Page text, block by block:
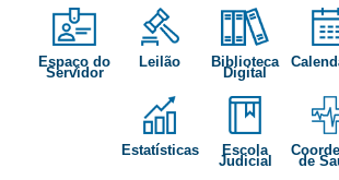
Audiências e Sessões
Calendário das Sessões da 1ª Turma
Calendário de Sessões da 2ª Turma -
Calendário das Sessões da 3ª Turma
Calendário das Sessões do Pleno e
Espaço do
Servidor
Leilão Biblioteca
Digital
Estatísticas Escola
Judicial de